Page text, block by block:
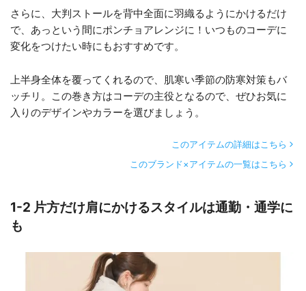
さらに、大判ストールを背中全面に羽織るようにかけるだけ
で、あっという間にポンチョアレンジに！いつものコーデに
変化をつけたい時にもおすすめです。
上半身全体を覆ってくれるので、肌寒い季節の防寒対策もバ
ッチリ。この巻き方はコーデの主役となるので、ぜひお気に
入りのデザインやカラーを選びましょう。
このアイテムの詳細はこちら
このブランド×アイテムの一覧はこちら
1-2 片方だけ肩にかけるスタイルは通勤・通学に
も